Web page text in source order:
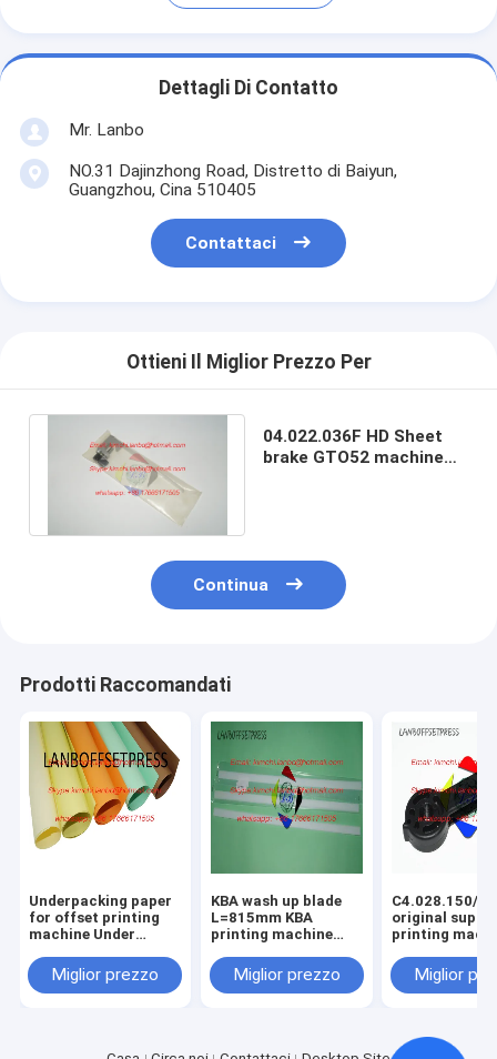
Dettagli Di Contatto
Mr. Lanbo
NO.31 Dajinzhong Road, Distretto di Baiyun,
Guangzhou, Cina 510405
Contattaci
Ottieni Il Miglior Prezzo Per
04.022.036F HD Sheet
brake GTO52 machine
Continua
Prodotti Raccomandati
Underpacking paper
for offset printing
machine Under
Miglior prezzo
KBA wash up blade
L=815mm KBA
printing machine
Miglior prezzo
C4.028.150/01
original
printing
Miglior